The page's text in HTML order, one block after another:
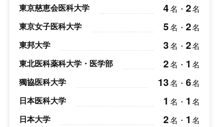
東京慈恵会医科大学
4名 ・2名
東京女子医科大学
5名 ・2名
東邦大学
3名 ・2名
東北医科薬科大学・医学部
2名 ・ 1 名
獨協医科大学
13名 ・6名
日本医科大学
1 名 ・ 1 名
日本大学
2名 ・ 1 名